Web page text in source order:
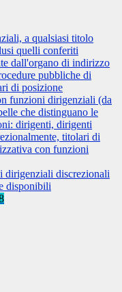
a qualsiasi titolo
quelli conferiti
dall'organo di indirizzo
pubbliche di
di posizione
funzioni dirigenziali (da
che distinguano le
dirigenti, dirigenti
titolari di
con funzioni
dirigenziali discrezionali
disponibili